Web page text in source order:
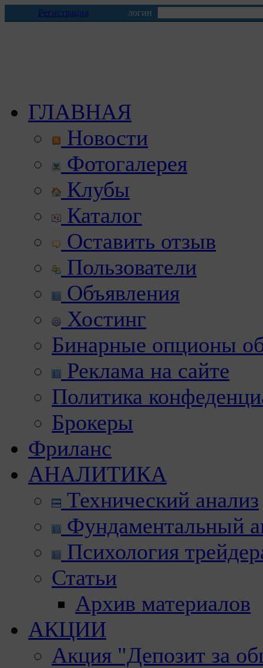
Регистрация логин
ГЛАВНАЯ
Новости
Фотогалерея
Клубы
Каталог
Оставить отзыв
Пользователи
Объявления
Хостинг
Бинарные опционы
Реклама на сайте
Политика
Брокеры
Фриланс
АНАЛИТИКА
Технический анализ
Фундаментальный
Психология
Статьи
Архив материалов
АКЦИИ
Акция "Депозит за